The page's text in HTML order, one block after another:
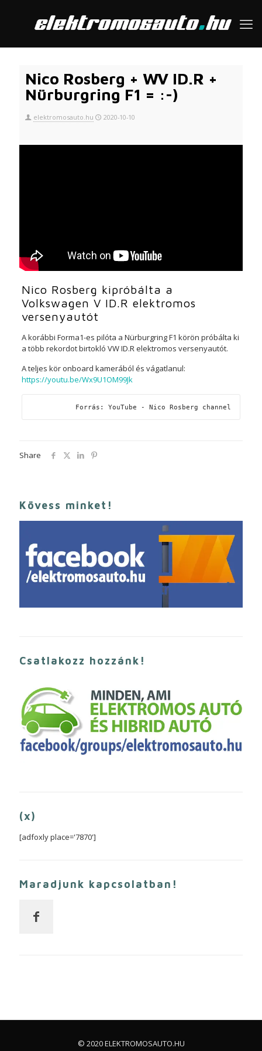
Nico Rosberg + WV ID.R +
Nürburgring F1 = :-)
elektromosauto.hu 2020-10-10
Nico Rosberg kipróbálta a
Volkswagen V ID.R elektromos
versenyautót
A korábbi Forma1-es pilóta a Nürburgring F1 körön próbálta ki
a több rekordot birtokló VW ID.R elektromos versenyautót.
A teljes kör onboard kamerából és vágatlanul:
https://youtu.be/Wx9U1OM99Jk
Forrás: YouTube - Nico Rosberg channel
Share
Kövess minket!
Csatlakozz hozzánk!
(x)
[adfoxly place='7870']
Maradjunk kapcsolatban!
© 2020 ELEKTROMOSAUTO.HU